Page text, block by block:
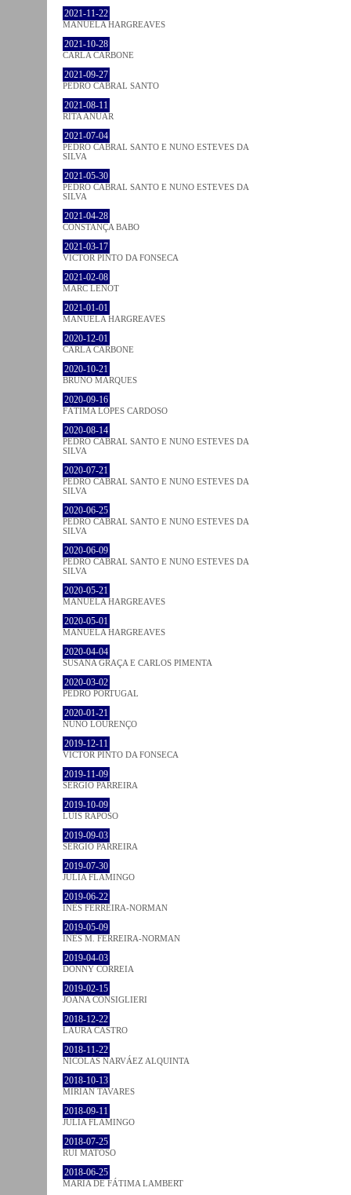
2021-11-22
MANUELA HARGREAVES
2021-10-28
CARLA CARBONE
2021-09-27
PEDRO CABRAL SANTO
2021-08-11
RITA ANUAR
2021-07-04
PEDRO CABRAL SANTO E NUNO ESTEVES DA
SILVA
2021-05-30
PEDRO CABRAL SANTO E NUNO ESTEVES DA
SILVA
2021-04-28
CONSTANÇA BABO
2021-03-17
VICTOR PINTO DA FONSECA
2021-02-08
MARC LENOT
2021-01-01
MANUELA HARGREAVES
2020-12-01
CARLA CARBONE
2020-10-21
BRUNO MARQUES
2020-09-16
FÁTIMA LOPES CARDOSO
2020-08-14
PEDRO CABRAL SANTO E NUNO ESTEVES DA
SILVA
2020-07-21
PEDRO CABRAL SANTO E NUNO ESTEVES DA
SILVA
2020-06-25
PEDRO CABRAL SANTO E NUNO ESTEVES DA
SILVA
2020-06-09
PEDRO CABRAL SANTO E NUNO ESTEVES DA
SILVA
2020-05-21
MANUELA HARGREAVES
2020-05-01
MANUELA HARGREAVES
2020-04-04
SUSANA GRAÇA E CARLOS PIMENTA
2020-03-02
PEDRO PORTUGAL
2020-01-21
NUNO LOURENÇO
2019-12-11
VICTOR PINTO DA FONSECA
2019-11-09
SÉRGIO PARREIRA
2019-10-09
LUÍS RAPOSO
2019-09-03
SÉRGIO PARREIRA
2019-07-30
JULIA FLAMINGO
2019-06-22
INÊS FERREIRA-NORMAN
2019-05-09
INÊS M. FERREIRA-NORMAN
2019-04-03
DONNY CORREIA
2019-02-15
JOANA CONSIGLIERI
2018-12-22
LAURA CASTRO
2018-11-22
NICOLÁS NARVÁEZ ALQUINTA
2018-10-13
MIRIAN TAVARES
2018-09-11
JULIA FLAMINGO
2018-07-25
RUI MATOSO
2018-06-25
MARIA DE FÁTIMA LAMBERT